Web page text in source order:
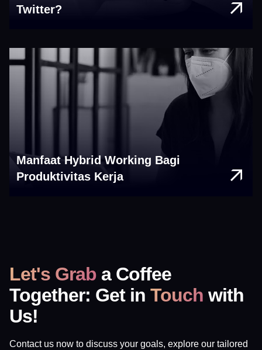
Twitter?
Manfaat Hybrid Working Bagi
Produktivitas Kerja
Let's Grab a Coffee
Together: Get in Touch with
Us!
Contact us now to discuss your goals, explore our tailored